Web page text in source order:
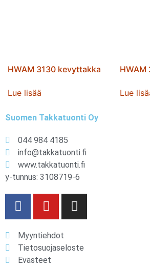
HWAM 3130 kevyttakka
Lue lisää Lue
Suomen Takkatuonti Oy
044 984 4185
info@takkatuonti.fi
www.takkatuonti.fi
y-tunnus: 3108719-6
Myyntiehdot
Tietosuojaseloste
Evästeet